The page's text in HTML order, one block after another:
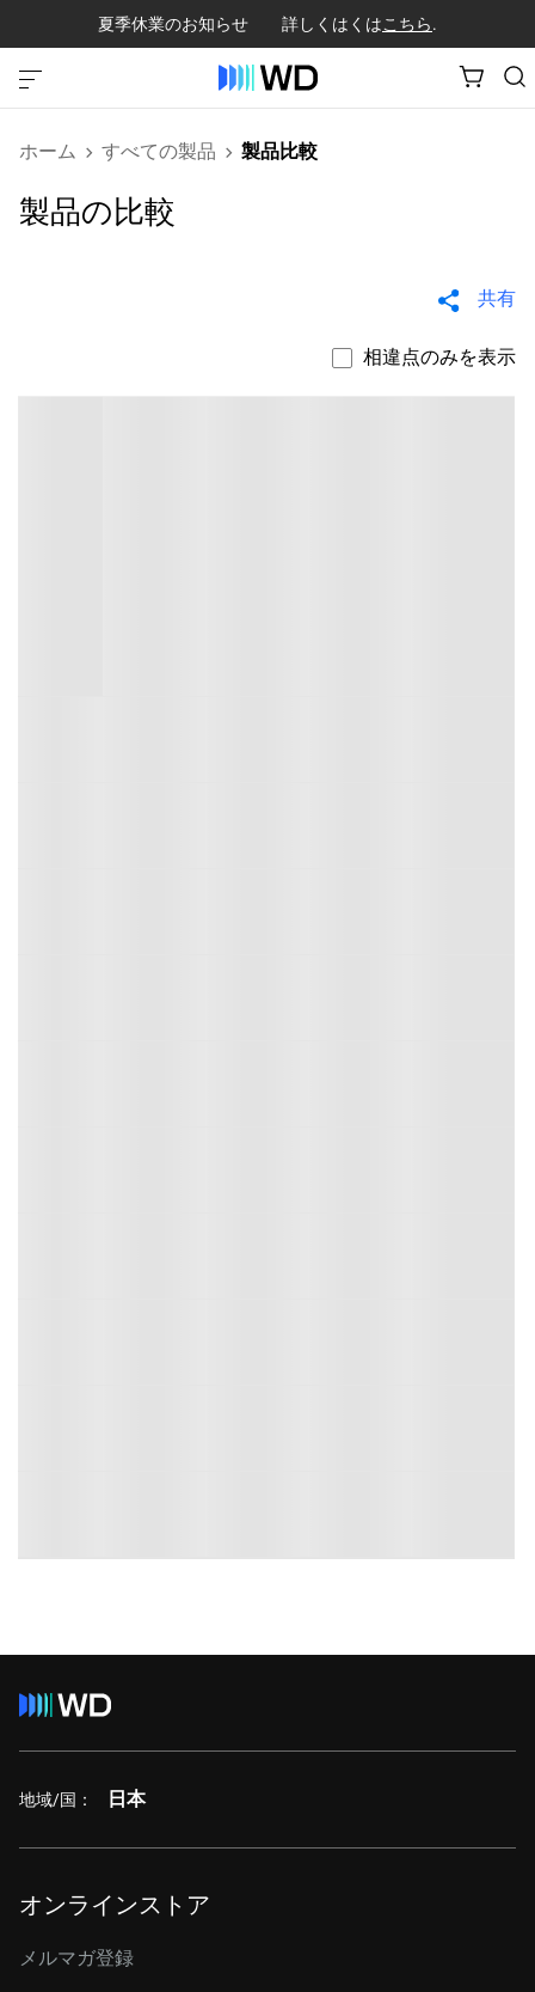
夏季休業のお知らせ 詳しくはくはこちら.
ホーム すべての製品 製品比較
製品の比較
共有
相違点のみを表示
地域/国： 日本
オンラインストア
メルマガ登録